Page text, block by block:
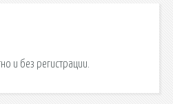
и без регистрации.